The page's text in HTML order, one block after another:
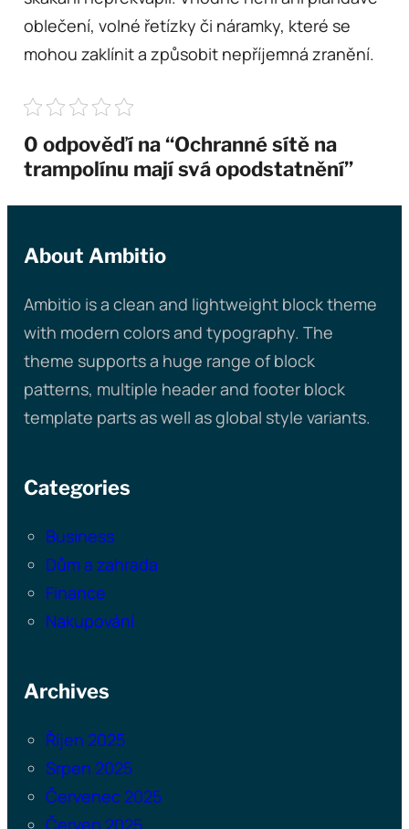
oblečení, volné řetízky či náramky, které se
mohou zaklínit a způsobit nepříjemná zranění.
0 odpověďí na “Ochranné sítě na
trampolínu mají svá opodstatnění”
About Ambitio
Ambitio is a clean and lightweight block theme
with modern colors and typography. The
theme supports a huge range of block
patterns, multiple header and footer block
template parts as well as global style variants.
Categories
Business
Dům a zahrada
Finance
Nakupování
Archives
Říjen 2025
Srpen 2025
Červenec 2025